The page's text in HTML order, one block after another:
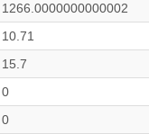
1266.0000000000002
10.71
15.7
0
0